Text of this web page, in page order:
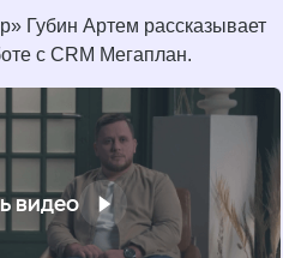
Губин Артем рассказывает
с CRM Мегаплан.
видео